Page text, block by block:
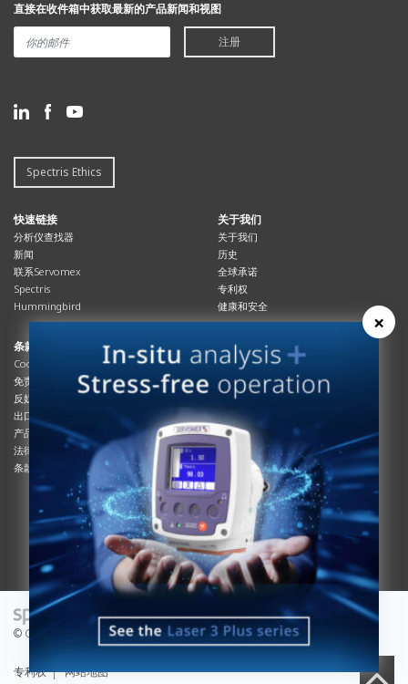
直接在收件箱中获取最新的产品新闻和视图
注册
Spectris Ethics
快速链接
分析仪查找器
新闻
联系Servomex
Spectris
Hummingbird
关于我们
关于我们
历史
全球承诺
专利权
健康和安全
条款与合规
Cookies政策
免责声明
反奴隶制立法
出口管制
产品合规
法律和隐私声明
条款及细则
资源资源
总览
杂志
系统信息
产品手册
说明书
服务信息
白皮书
条款和条件
工艺手册
互动杂志
© Copyright 2026 - Servomex is a Spectris company.
专利权 网站地图
×